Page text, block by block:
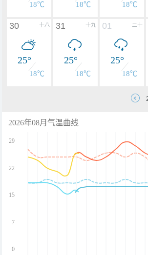
18℃ 18℃ 18℃
十八
30
25°
18℃
十九
31
25°
18℃
二十
01
25°
18℃
2026年08月气温曲线
29
22
15
7
0